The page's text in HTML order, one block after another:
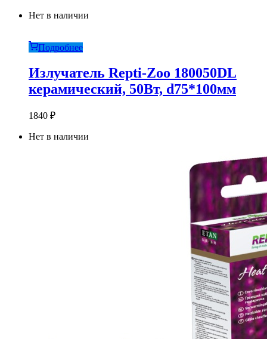
Нет в наличии
Подробнее
Излучатель Repti-Zoo 180050DL
керамический, 50Вт, d75*100мм
1840 ₽
Нет в наличии